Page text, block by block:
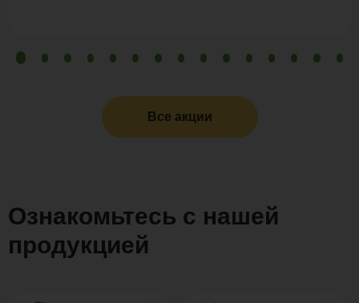
Все акции
Ознакомьтесь с нашей
продукцией